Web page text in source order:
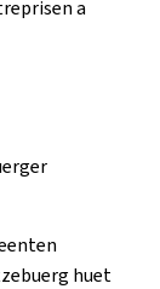
a
huet